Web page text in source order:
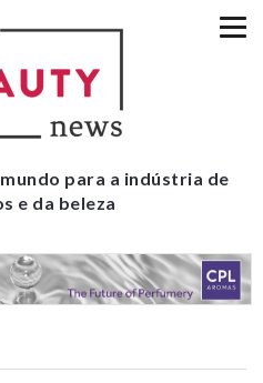
para a indústria de
e da beleza